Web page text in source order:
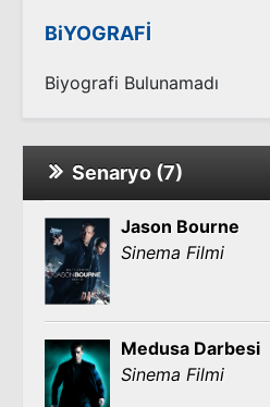
BiYOGRAFİ
Biyografi Bulunamadı
Senaryo (7)
Jason Bourne
Sinema Filmi
Medusa Darbesi
Sinema Filmi